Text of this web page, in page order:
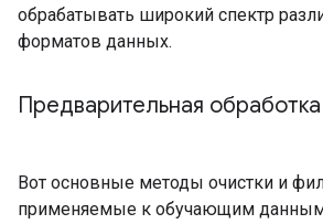
обрабатывать широкий спектр
форматов данных.
Предварительная
Вот основные методы очистки и
применяемые к обучающим